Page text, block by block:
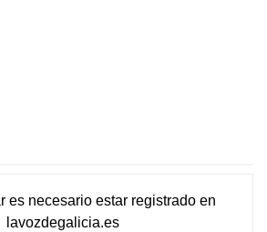
es necesario estar registradoen
lavozdegalicia.es